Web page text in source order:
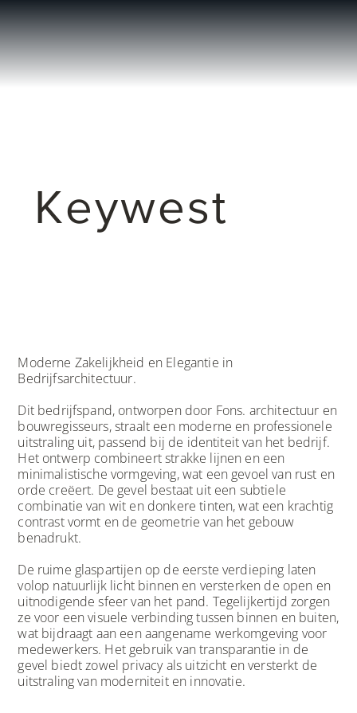
Keywest
Moderne Zakelijkheid en Elegantie in
Bedrijfsarchitectuur.
Dit bedrijfspand, ontworpen door Fons. architectuur en
bouwregisseurs, straalt een moderne en professionele
uitstraling uit, passend bij de identiteit van het bedrijf.
Het ontwerp combineert strakke lijnen en een
minimalistische vormgeving, wat een gevoel van rust en
orde creëert. De gevel bestaat uit een subtiele
combinatie van wit en donkere tinten, wat een krachtig
contrast vormt en de geometrie van het gebouw
benadrukt.
De ruime glaspartijen op de eerste verdieping laten
volop natuurlijk licht binnen en versterken de open en
uitnodigende sfeer van het pand. Tegelijkertijd zorgen
ze voor een visuele verbinding tussen binnen en buiten,
wat bijdraagt aan een aangename werkomgeving voor
medewerkers. Het gebruik van transparantie in de
gevel biedt zowel privacy als uitzicht en versterkt de
uitstraling van moderniteit en innovatie.